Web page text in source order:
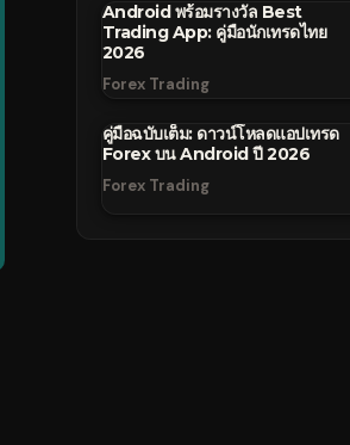
Android พร้อมรางวัล Best
Trading App: คู่มือนักเทรดไทย
2026
Forex Trading
คู่มือฉบับเต็ม: ดาวน์โหลดแอปเทรด
Forex บน Android ปี 2026
Forex Trading